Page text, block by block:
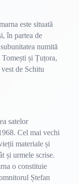
este situată
în partea de
numită
și Țuțora,
de Schitu
satelor
Cel mai vechi
materiale și
și urmele scrise.
o constituie
Ștefan